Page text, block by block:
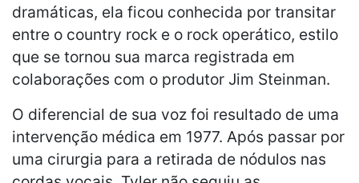
dramáticas, ela ficou conhecida por transitar
entre o country rock e o rock operático, estilo
que se tornou sua marca registrada em
colaborações com o produtor Jim Steinman.
O diferencial de sua voz foi resultado de uma
intervenção médica em 1977. Após passar por
uma cirurgia para a retirada de nódulos nas